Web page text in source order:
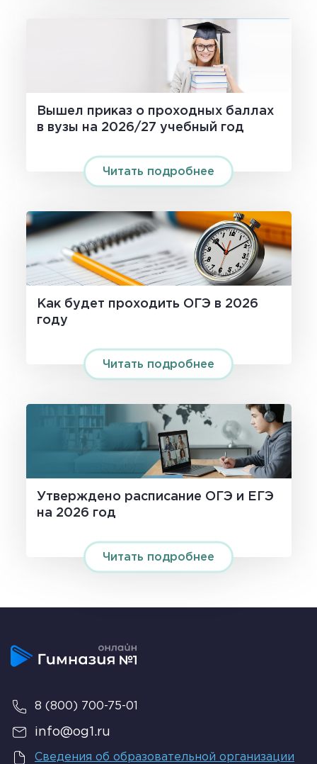
Вышел приказ о проходных баллах
в вузы на 2026/27 учебный год
Читать подробнее
Как будет проходить ОГЭ в 2026
году
Читать подробнее
Утверждено расписание OГЭ и ЕГЭ
на 2026 год
Читать подробнее
8 (800) 700-75-01
info@og1.ru
Сведения об образовательной организации